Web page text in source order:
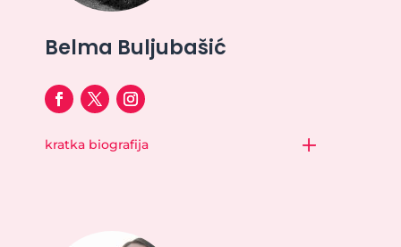
Belma Buljubašić
kratka biografija